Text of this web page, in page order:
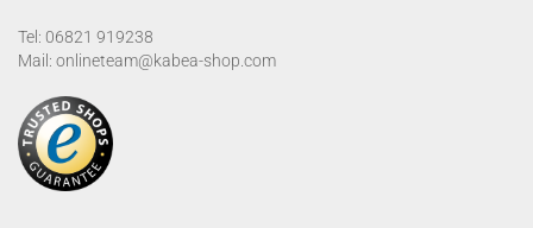
Tel: 06821 919238
Mail: onlineteam@kabea-shop.com